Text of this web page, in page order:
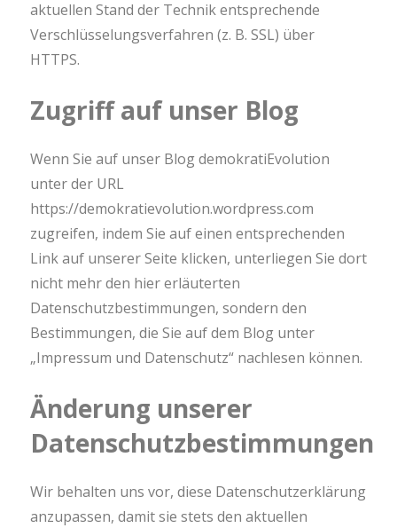
aktuellen Stand der Technik entsprechende
Verschlüsselungsverfahren (z. B. SSL) über
HTTPS.
Zugriff auf unser Blog
Wenn Sie auf unser Blog demokratiEvolution
unter der URL
https://demokratievolution.wordpress.com
zugreifen, indem Sie auf einen entsprechenden
Link auf unserer Seite klicken, unterliegen Sie dort
nicht mehr den hier erläuterten
Datenschutzbestimmungen, sondern den
Bestimmungen, die Sie auf dem Blog unter
„Impressum und Datenschutz“ nachlesen können.
Änderung unserer
Datenschutzbestimmungen
Wir behalten uns vor, diese Datenschutzerklärung
anzupassen, damit sie stets den aktuellen